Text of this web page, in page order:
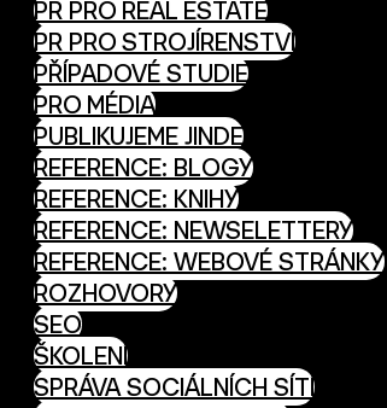
PR PRO REAL ESTATE
PR PRO STROJÍRENSTVÍ
PŘÍPADOVÉ STUDIE
PRO MÉDIA
PUBLIKUJEME JINDE
REFERENCE: BLOGY
REFERENCE: KNIHY
REFERENCE: NEWSELETTERY
REFERENCE: WEBOVÉ STRÁNKY
ROZHOVORY
SEO
ŠKOLENÍ
SPRÁVA SOCIÁLNÍCH SÍTÍ